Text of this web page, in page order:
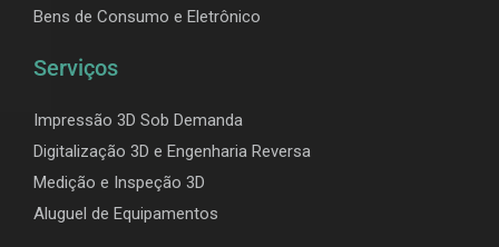
Bens de Consumo e Eletrônico
Serviços
Impressão 3D Sob Demanda
Digitalização 3D e Engenharia Reversa
Medição e Inspeção 3D
Aluguel de Equipamentos